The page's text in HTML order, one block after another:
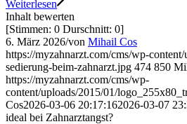
Weiterlesen
Inhalt bewerten
[Stimmen: 0 Durschnitt: 0]
6. März 2026/von Mihail Cos
https://myzahnarzt.com/cms/wp-
sedierung-beim-zahnarzt.jpg 474 850
https://myzahnarzt.com/cms/wp-
content/uploads/2015/01/
Cos2026-03-06 20:17:162026-03-07
ideal bei Zahnarztangst?